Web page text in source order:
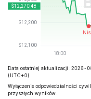
Data ostatniej aktualizacji: 2026-
(UTC+0)
Wyłączenie odpowiedzialności
przyszłych wyników.